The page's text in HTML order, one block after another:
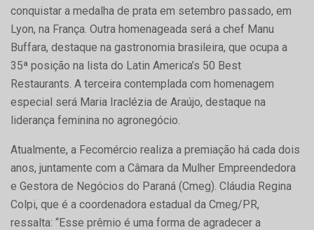
conquistar a medalha de prata em setembro passado, em
Lyon, na França. Outra homenageada será a chef Manu
Buffara, destaque na gastronomia brasileira, que ocupa a
35ª posição na lista do Latin America’s 50 Best
Restaurants. A terceira contemplada com homenagem
especial será Maria Iraclézia de Araújo, destaque na
liderança feminina no agronegócio.
Atualmente, a Fecomércio realiza a premiação há cada dois
anos, juntamente com a Câmara da Mulher Empreendedora
e Gestora de Negócios do Paraná (Cmeg). Cláudia Regina
Colpi, que é a coordenadora estadual da Cmeg/PR,
ressalta: “Esse prêmio é uma forma de agradecer a